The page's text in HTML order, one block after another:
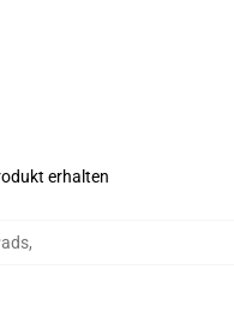
erhalten
,